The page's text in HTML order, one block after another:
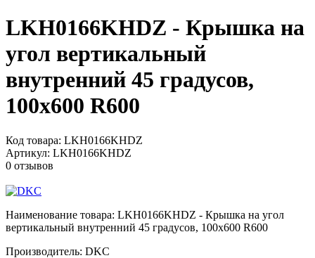
LKH0166KHDZ - Крышка на
угол вертикальный
внутренний 45 градусов,
100х600 R600
Код товара: LKH0166KHDZ
Артикул: LKH0166KHDZ
0 отзывов
Наименование товара: LKH0166KHDZ - Крышка на угол
вертикальный внутренний 45 градусов, 100х600 R600
Производитель: DKC